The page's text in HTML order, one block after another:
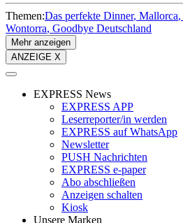
Themen:Das perfekte Dinner Mallorca
Wontorra Goodbye Deutschland
Mehr anzeigen
ANZEIGE X
EXPRESS News
EXPRESS APP
Leserreporter/in werden
EXPRESS auf WhatsApp
Newsletter
PUSH Nachrichten
EXPRESS e-paper
Abo abschließen
Anzeigen schalten
Kiosk
Unsere Marken